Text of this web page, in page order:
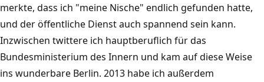
merkte, dass ich "meine Nische" endlich gefunden hatte,
und der öffentliche Dienst auch spannend sein kann.
Inzwischen twittere ich hauptberuflich für das
Bundesministerium des Innern und kam auf diese Weise
ins wunderbare Berlin. 2013 habe ich außerdem